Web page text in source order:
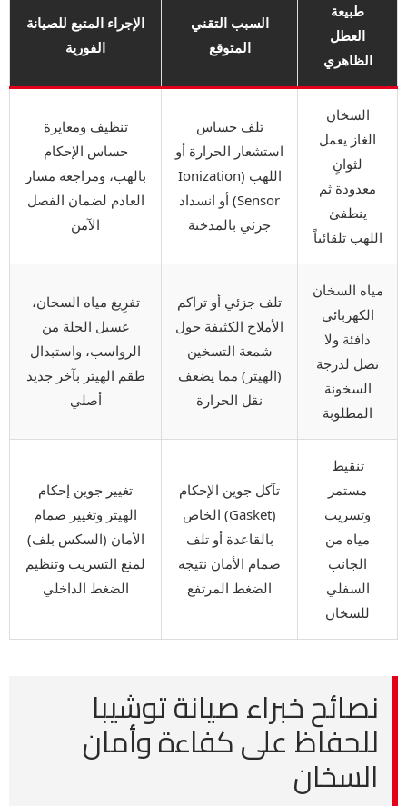
طبيعة
العطل
الظاهري
السبب التقني
المتوقع
الإجراء المتبع للصيانة
الفورية
السخان
الغاز يعمل
لثوانٍ
معدودة ثم
ينطفئ
اللهب تلقائياً
تلف حساس
استشعار الحرارة أو
اللهب (Ionization
Sensor) أو انسداد
جزئي بالمدخنة
تنظيف ومعايرة
حساس الإحكام
بالهب، ومراجعة مسار
العادم لضمان الفصل
الآمن
مياه السخان
الكهربائي
دافئة ولا
تصل لدرجة
السخونة
المطلوبة
تلف جزئي أو تراكم
الأملاح الكثيفة حول
شمعة التسخين
(الهيتر) مما يضعف
نقل الحرارة
تفرِيغ مياه السخان،
غسيل الحلة من
الرواسب، واستبدال
طقم الهيتر بآخر جديد
أصلي
تنقيط
مستمر
وتسريب
مياه من
الجانب
السفلي
للسخان
تآكل جوين الإحكام
(Gasket) الخاص
بالقاعدة أو تلف
صمام الأمان نتيجة
الضغط المرتفع
تغيير جوين إحكام
الهيتر وتغيير صمام
الأمان (السكس بلف)
لمنع التسريب وتنظيم
الضغط الداخلي
نصائح خبراء صيانة توشيبا
للحفاظ على كفاءة وأمان
السخان